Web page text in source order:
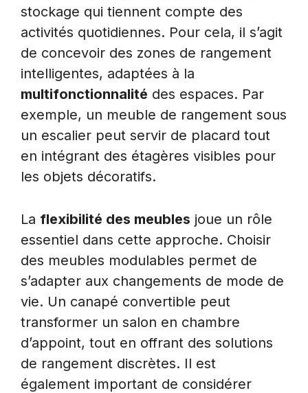
stockage qui tiennent compte des
activités quotidiennes. Pour cela, il s’agit
de concevoir des zones de rangement
intelligentes, adaptées à la
multifonctionnalité des espaces. Par
exemple, un meuble de rangement sous
un escalier peut servir de placard tout
en intégrant des étagères visibles pour
les objets décoratifs.
La flexibilité des meubles joue un rôle
essentiel dans cette approche. Choisir
des meubles modulables permet de
s’adapter aux changements de mode de
vie. Un canapé convertible peut
transformer un salon en chambre
d’appoint, tout en offrant des solutions
de rangement discrètes. Il est
également important de considérer